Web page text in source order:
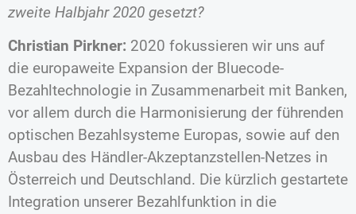
zweite Halbjahr 2020 gesetzt?
Christian Pirkner: 2020 fokussieren wir uns auf
die europaweite Expansion der Bluecode-
Bezahltechnologie in Zusammenarbeit mit Banken,
vor allem durch die Harmonisierung der führenden
optischen Bezahlsysteme Europas, sowie auf den
Ausbau des Händler-Akzeptanzstellen-Netzes in
Österreich und Deutschland. Die kürzlich gestartete
Integration unserer Bezahlfunktion in die